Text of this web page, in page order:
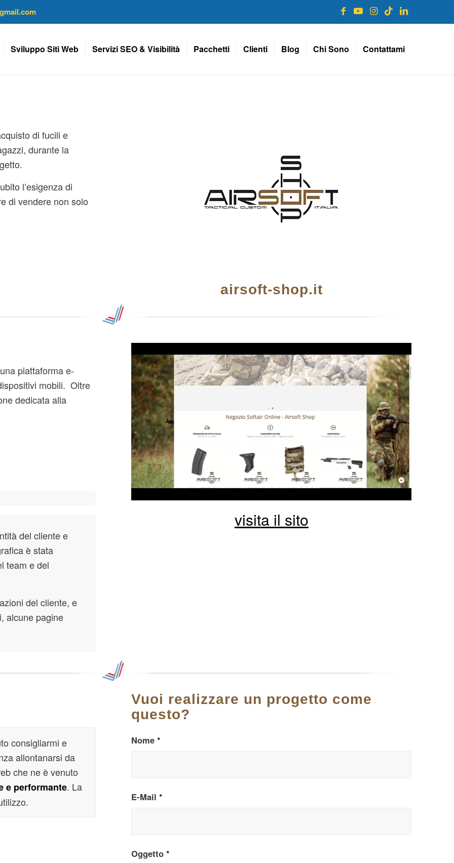
Sviluppo Siti Web Servizi SEO & Visibilità Pacchetti Clienti Blog Chi Sono Contattami
di fucili e
durante la
l’esigenza di
di vendere non solo
airsoft-shop.it
piattaforma e-
mobili. Oltre
dedicata alla
del cliente e
è stata
team e del
del cliente, e
alcune pagine
visita il sito
consigliarmi e
allontanarsi da
che ne è venuto
e performante. La
Vuoi realizzare un progetto come
questo?
Nome*
E-Mail*
Oggetto*